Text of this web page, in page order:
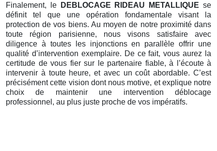
Finalement, le DEBLOCAGE RIDEAU METALLIQUE se
définit tel que une opération fondamentale visant la
protection de vos biens. Au moyen de notre proximité dans
toute région parisienne, nous visons satisfaire avec
diligence à toutes les injonctions en parallèle offrir une
qualité d’intervention exemplaire. De ce fait, vous aurez la
certitude de vous fier sur le partenaire fiable, à l’écoute à
intervenir à toute heure, et avec un coût abordable. C’est
précisément cette vision dont nous motive, et explique notre
choix de maintenir une intervention déblocage
professionnel, au plus juste proche de vos impératifs.